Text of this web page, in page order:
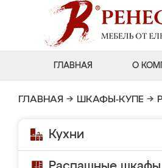
ГЛАВНАЯ О
ГЛАВНАЯ → ШКАФЫ-КУПЕ →
Кухни